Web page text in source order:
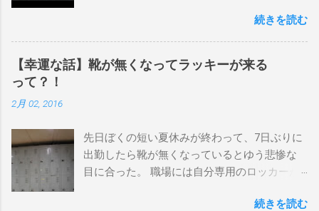
狙っているポイント バーレー、キラ、レイ
ンボーベイ、クーリービーチ 絶対に入りたい
ポイント ベルズビーチ、グレートオーシャ
ナチュラル DHD DX-1
5'10"×18'3/8×2'3/16 Glassing Team 4×4
Extra Toe patch FCS Dacy 6'0 Nick Maz 5'5"×
18'7/8"×2'5/18 FCS 375mm 295mm Firewire
Slater design OMNI 5' 3"×18'5/8"×2'1/4" Round
テルやリゾートに滞在して目の前のブレイク
を独占するスタイル。もうひとつが、複数の
ポイントを巡る「ボートトリップ」です。 今
回はそのボートトリップで、時間と空間の贅
系YouTubeチャンネル「よういちチャンネル
Spirit Kooks」と、国内外のサーフトリップ専
門旅行会社「Geekoutトラベル」さんとのコラ
続きを読む
【幸運な話】靴が無くなってラッキーが来る
って？！
2月 02, 2016
先日ぼくの短い夏休みが終わって、7日ぶりに
出勤したら靴が無くなっているとゆう悲惨な
目に合った。 職場には自分専用のロッカーが
んでいるのだが、仕事中に履いているシェフ
続きを読む